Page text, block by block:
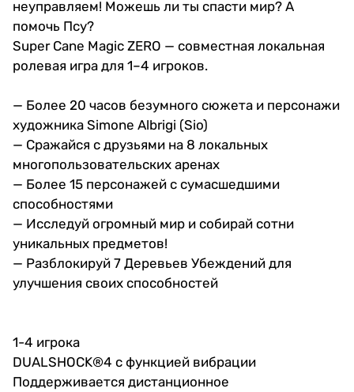
неуправляем! Можешь ли ты спасти мир? А
помочь Псу?
Super Cane Magic ZERO — совместная локальная
ролевая игра для 1–4 игроков.
— Более 20 часов безумного сюжета и персонажи
художника Simone Albrigi (Sio)
— Сражайся с друзьями на 8 локальных
многопользовательских аренах
— Более 15 персонажей с сумасшедшими
способностями
— Исследуй огромный мир и собирай сотни
уникальных предметов!
— Разблокируй 7 Деревьев Убеждений для
улучшения своих способностей
1-4 игрока
DUALSHOCK®4 с функцией вибрации
Поддерживается дистанционное